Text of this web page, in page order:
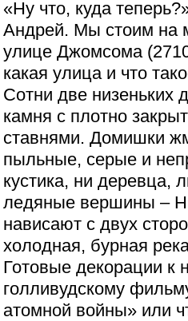
«Ну что, куда
Андрей. Мы стоим на
улице Джомсома
какая улица и что
Сотни две низеньких
камня с плотно
ставнями. Домишки
пыльные, серые и
кустика, ни деревца,
ледяные вершины –
нависают с двух
холодная, бурная
Готовые декорации к
голливудскому
атомной войны» или